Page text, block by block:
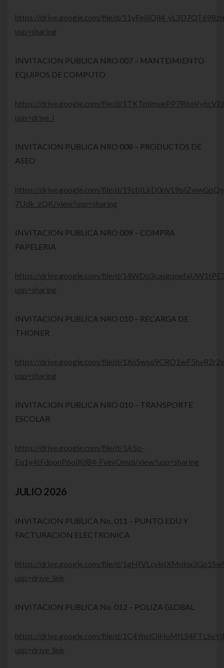
https://drive.google.com/file/d/
usp=sharing
INVITACION PUBLICA NRO 007 – MANTEIMIENTO
EQUIPOS DE COMPUTO
https://drive.google.com/file/d/
usp=drive_l
INVITACION PUBLICA NRO 008 – PRODUCTOS DE
ASEO
https://drive.google.com/file/d/
7Udk_zQK/view?usp=sharing
INVITACION PUBLICA NRO 009 – COMPRA
PAPELERIA
https://drive.google.com/file/d/
usp=sharing
INVITACION PUBLICA NRO 010 – RECARGA DE
THONER
https://drive.google.com/file/d/
usp=sharing
INVITACION PUBLICA NRO 010 – TRANSPORTE
ESCOLAR
https://drive.google.com/file/d/1A5o-
Eq1y4tFdponP6oiXd84-FvevOmqi/view?usp=sharing
JULIO 2026
INVITACION PUBLICA No. 011 – PUNTO EDU Y
FACTURACION ELECTRONICA
https://drive.google.com/file/d/
usp=drive_link
INVITACION PUBLICA No. 012 – POLIZA GLOBAL
https://drive.google.com/file/d/
usp=drive_link